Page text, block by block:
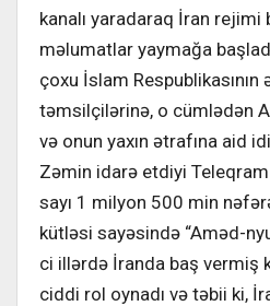
kanalı yaradaraq İran
məlumatlar yaymağa
çoxu İslam Respublikasının
təmsilçilərinə, o cümlədən
və onun yaxın ətrafına aid
Zəmin idarə etdiyi
sayı 1 milyon 500 min
kütləsi sayəsində “Aməd-
ci illərdə İranda baş vermiş
ciddi rol oynadı və təbii ki,